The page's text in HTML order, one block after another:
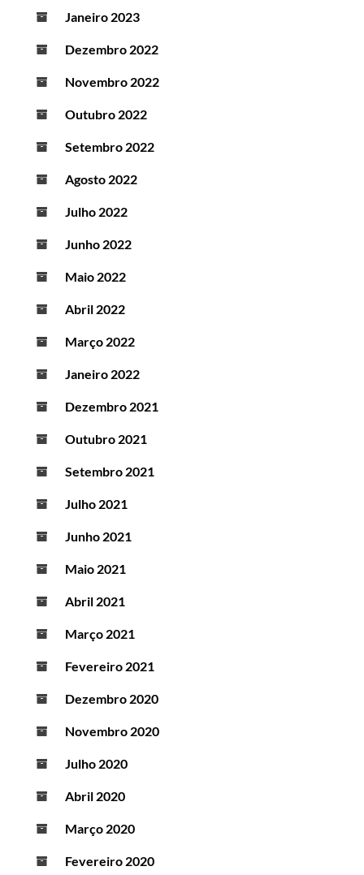
Janeiro 2023
Dezembro 2022
Novembro 2022
Outubro 2022
Setembro 2022
Agosto 2022
Julho 2022
Junho 2022
Maio 2022
Abril 2022
Março 2022
Janeiro 2022
Dezembro 2021
Outubro 2021
Setembro 2021
Julho 2021
Junho 2021
Maio 2021
Abril 2021
Março 2021
Fevereiro 2021
Dezembro 2020
Novembro 2020
Julho 2020
Abril 2020
Março 2020
Fevereiro 2020